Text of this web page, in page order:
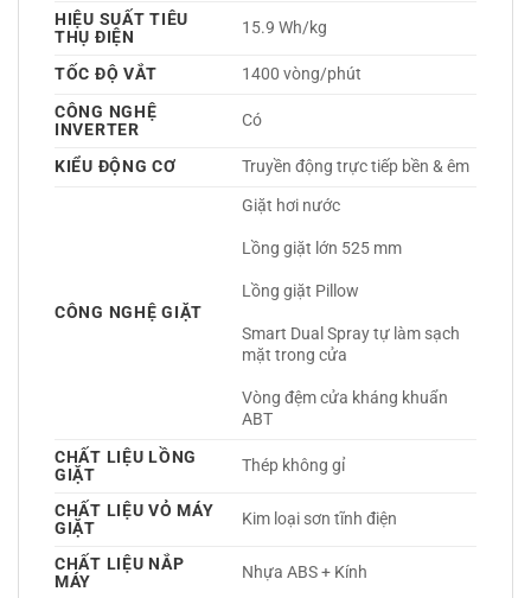
HIỆU SUẤT TIÊU
THỤ ĐIỆN
15.9 Wh/kg
TỐC ĐỘ VẮT
1400 vòng/phút
CÔNG NGHỆ
INVERTER
Có
KIỂU ĐỘNG CƠ Truyền động trực tiếp bền & êm
CÔNG NGHỆ GIẶT
Giặt hơi nước
Lồng giặt lớn 525 mm
Lồng giặt Pillow
Smart Dual Spray tự làm sạch
mặt trong cửa
Vòng đệm cửa kháng khuẩn
ABT
CHẤT LIỆU LỒNG
GIẶT
Thép không gỉ
CHẤT LIỆU VỎ MÁY
GIẶT
Kim loại sơn tĩnh điện
CHẤT LIỆU NẮP
MÁY
Nhựa ABS + Kính